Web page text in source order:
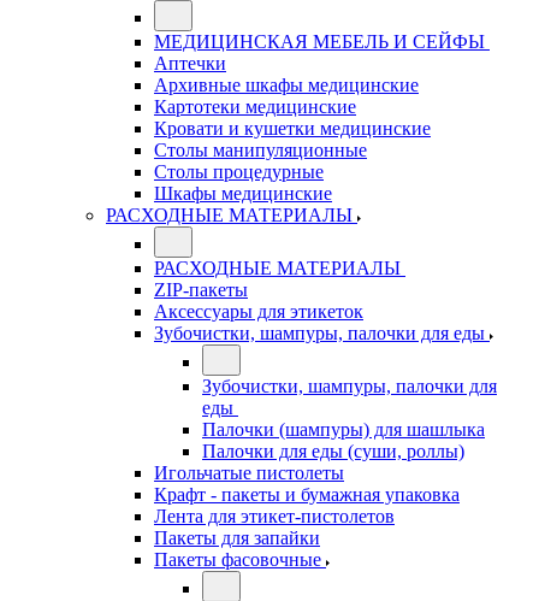
МЕДИЦИНСКАЯ МЕБЕЛЬ И СЕЙФЫ
Аптечки
Архивные шкафы медицинские
Картотеки медицинские
Кровати и кушетки медицинские
Столы манипуляционные
Столы процедурные
Шкафы медицинские
РАСХОДНЫЕ МАТЕРИАЛЫ
РАСХОДНЫЕ МАТЕРИАЛЫ
ZIP-пакеты
Аксессуары для этикеток
Зубочистки, шампуры, палочки для еды
Зубочистки, шампуры, палочки для
еды
Палочки (шампуры) для шашлыка
Палочки для еды (суши, роллы)
Игольчатые пистолеты
Крафт - пакеты и бумажная упаковка
Лента для этикет-пистолетов
Пакеты для запайки
Пакеты фасовочные